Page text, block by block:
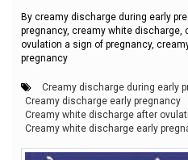
By creamy discharge during early
pregnancy, creamy white
ovulation a sign of pregnancy,
pregnancy
Creamy discharge during early
Creamy discharge early pregnancy
Creamy white discharge after
Creamy white discharge early